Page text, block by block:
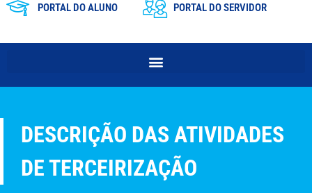
PORTAL DO ALUNO PORTAL DO SERVIDOR
DESCRIÇÃO DAS ATIVIDADES
DE TERCEIRIZAÇÃO